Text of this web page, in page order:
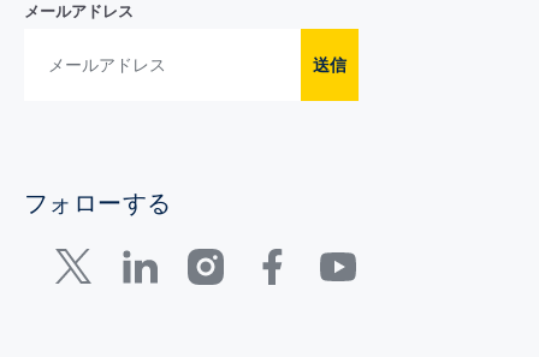
メールアドレス
送信
フォローする